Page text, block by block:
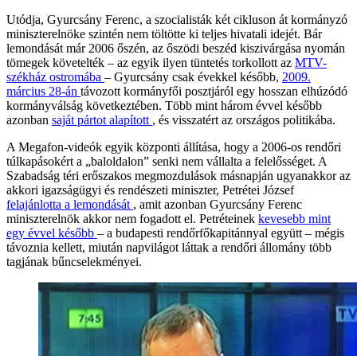
Utódja, Gyurcsány Ferenc, a szocialisták két cikluson át kormányzó
miniszterelnöke szintén nem töltötte ki teljes hivatali idejét. Bár
lemondását már 2006 őszén, az őszödi beszéd kiszivárgása nyomán
tömegek követelték – az egyik ilyen tüntetés torkollott az MTV-
székház ostromába – Gyurcsány csak évekkel később, 2009.
március 28-án távozott kormányfői posztjáról egy hosszan elhúzódó
kormányválság következtében. Több mint három évvel később
azonban saját pártot alapított , és visszatért az országos politikába.
A Megafon-videók egyik központi állítása, hogy a 2006-os rendőri
túlkapásokért a „baloldalon” senki nem vállalta a felelősséget. A
Szabadság téri erőszakos megmozdulások másnapján ugyanakkor az
akkori igazságügyi és rendészeti miniszter, Petrétei József
felajánlotta a lemondását , amit azonban Gyurcsány Ferenc
miniszterelnök akkor nem fogadott el. Petréteinek kevesebb mint
egy évvel később – a budapesti rendőrfőkapitánnyal együtt – mégis
távoznia kellett, miután napvilágot láttak a rendőri állomány több
tagjának bűncselekményei.